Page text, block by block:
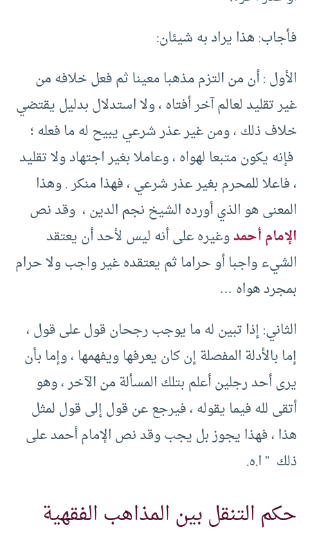
فأجاب‏:‏ هذا يراد به شيئان‏:‏
الأول ‏:‏ أن من التزم مذهبا معينا ثم فعل خلافه من
غير تقليد لعالم آخر أفتاه ، ولا استدلال بدليل يقتضي
خلاف ذلك ، ومن غير عذر شرعي يبيح له ما فعله ؛
فإنه يكون متبعا لهواه ، وعاملا بغير اجتهاد ولا تقليد
، فاعلا للمحرم بغير عذر شرعي ، فهذا منكر ‏.‏ وهذا
المعنى هو الذي أورده الشيخ نجم الدين ، وقد نص
الإمام أحمدوغيره على أنه ليس لأحد أن يعتقد
الشيء واجبا أو حراما ثم يعتقده غير واجب ولا حرام
بمجرد هواه …
الثاني: إذا تبين له ما يوجب رجحان قول على قول ،
إما بالأدلة المفصلة إن كان يعرفها ويفهمها ، وإما بأن
يرى أحد رجلين أعلم بتلك المسألة من الآخر ، وهو
أتقى لله فيما يقوله ، فيرجع عن قول إلى قول لمثل
هذا ، فهذا يجوز بل يجب وقد نص الإمام أحمد على
ذلك‏ ” ا.ه.‏
حكم التنقل بين المذاهب الفقهية